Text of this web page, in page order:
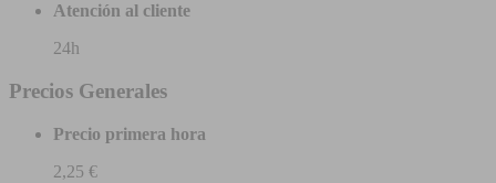
Atención al cliente
24h
Precios Generales
Precio primera hora
2,25 €